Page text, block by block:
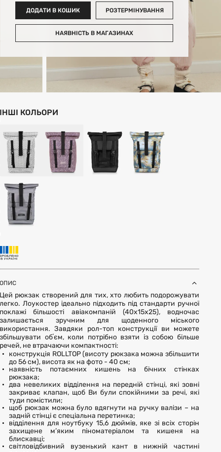
ДОДАТИ В КОШИК РОЗТЕРМІНУВАННЯ
НАЯВНІСТЬ В МАГАЗИНАХ
ІНШІ КОЛЬОРИ
ОПИС
Цей рюкзак створений для тих, хто любить подорожувати
легко. Лоукостер ідеально підходить під стандарти ручної
поклажі більшості авіакомпаній (40x15x25), водночас
залишається зручним для щоденного міського
використання. Завдяки рол-топ конструкції ви можете
збільшувати обʼєм, коли потрібно взяти із собою більше
речей, не втрачаючи компактності:
конструкція ROLLTOP (висоту рюкзака можна збільшити
до 56 см), висота як на фото - 40 см;
наявність потаємних кишень на бічних стінках
рюкзака;
два невеликих відділення на передній стінці, які зовні
закриває клапан, щоб Ви були спокійними за речі, які
туди помістили;
щоб рюкзак можна було вдягнути на ручку валізи – на
задній стінці є спеціальна перетинка;
відділення для ноутбуку 15,6 дюймів, яке зі всіх сторін
захищене м’яким піноматеріалом та кишеня на
блискавці;
світловідбивний вузенький кант в нижній частині